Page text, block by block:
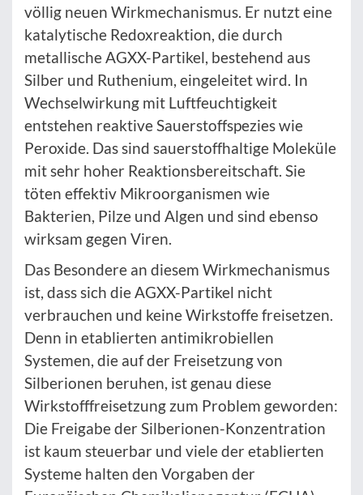
völlig neuen Wirkmechanismus. Er nutzt eine
katalytische Redoxreaktion, die durch
metallische AGXX-Partikel, bestehend aus
Silber und Ruthenium, eingeleitet wird. In
Wechselwirkung mit Luftfeuchtigkeit
entstehen reaktive Sauerstoffspezies wie
Peroxide. Das sind sauerstoffhaltige Moleküle
mit sehr hoher Reaktionsbereitschaft. Sie
töten effektiv Mikroorganismen wie
Bakterien, Pilze und Algen und sind ebenso
wirksam gegen Viren.
Das Besondere an diesem Wirkmechanismus
ist, dass sich die AGXX-Partikel nicht
verbrauchen und keine Wirkstoffe freisetzen.
Denn in etablierten antimikrobiellen
Systemen, die auf der Freisetzung von
Silberionen beruhen, ist genau diese
Wirkstofffreisetzung zum Problem geworden:
Die Freigabe der Silberionen-Konzentration
ist kaum steuerbar und viele der etablierten
Systeme halten den Vorgaben der